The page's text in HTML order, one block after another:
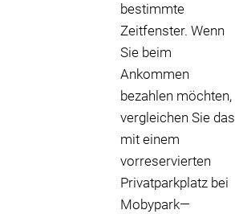
bestimmte
Zeitfenster. Wenn
Sie beim
Ankommen
bezahlen möchten,
vergleichen Sie das
mit einem
vorreservierten
Privatparkplatz bei
Mobypark—